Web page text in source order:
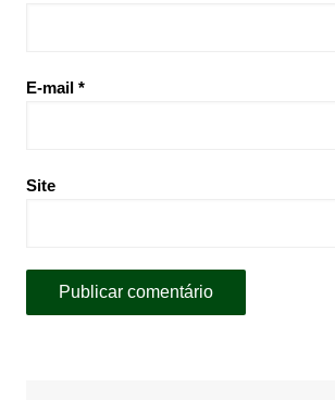
E-mail *
Site